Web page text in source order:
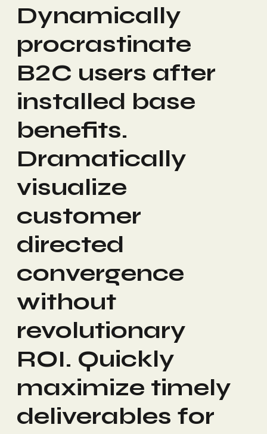
Dynamically
procrastinate
B2C users after
installed base
benefits.
Dramatically
visualize
customer
directed
convergence
without
revolutionary
ROI. Quickly
maximize timely
deliverables for